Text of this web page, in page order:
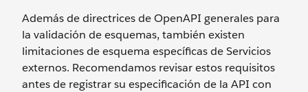
Además de directrices de OpenAPI generales para
la validación de esquemas, también existen
limitaciones de esquema específicas de Servicios
externos. Recomendamos revisar estos requisitos
antes de registrar su especificación de la API con